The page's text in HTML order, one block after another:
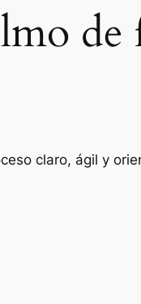
claro, ágil y